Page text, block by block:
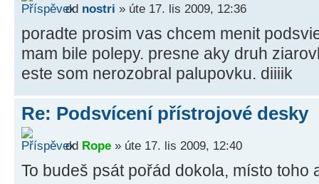
od nostri » úte 17. lis 2009, 12:36
poradte prosim vas chcem menit
mam bile polepy. presne aky druh
este som nerozobral palupovku. diiiik
Re: Podsvícení přístrojové desky
od Rope » úte 17. lis 2009, 12:40
To budeš psát pořád dokola, místo toho